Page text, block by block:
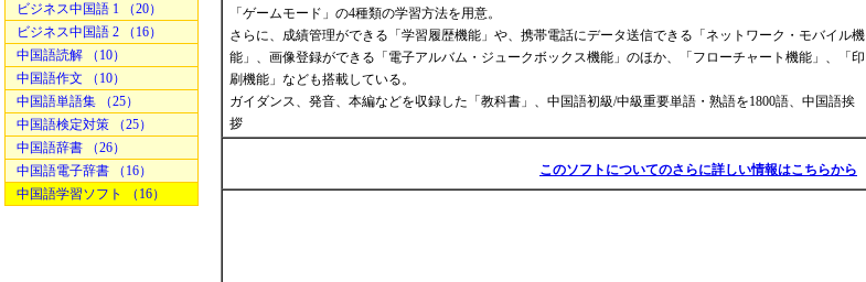
ビジネス中国語 1 （20）
ビジネス中国語 2 （16）
中国語読解 （10）
中国語作文 （10）
中国語単語集 （25）
中国語検定対策 （25）
中国語辞書 （26）
中国語電子辞書 （16）
中国語学習ソフト （16）
「ゲームモード」の4種類の学習方法を用意。
さらに、成績管理ができる「学習履歴機能」や、携帯電話にデータ送信できる「ネットワーク・モバイル機
能」、画像登録ができる「電子アルバム・ジュークボックス機能」のほか、「フローチャート機能」、「印
刷機能」なども搭載している。
ガイダンス、発音、本編などを収録した「教科書」、中国語初級/中級重要単語・熟語を1800語、中国語挨
拶
このソフトについてのさらに詳しい情報はこちらから